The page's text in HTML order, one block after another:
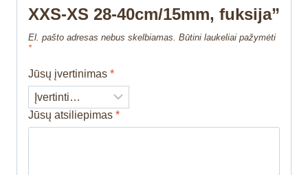
XXS-XS 28-40cm/15mm, fuksija”
El. pašto adresas nebus skelbiamas. Būtini laukeliai pažymėti
*
Jūsų įvertinimas *
Jūsų atsiliepimas *